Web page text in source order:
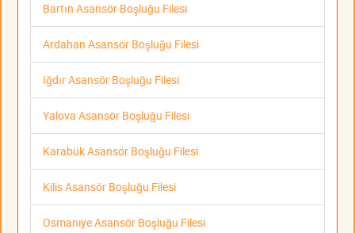
Bartın Asansör Boşluğu Filesi
Ardahan Asansör Boşluğu Filesi
Iğdır Asansör Boşluğu Filesi
Yalova Asansör Boşluğu Filesi
Karabük Asansör Boşluğu Filesi
Kilis Asansör Boşluğu Filesi
Osmaniye Asansör Boşluğu Filesi